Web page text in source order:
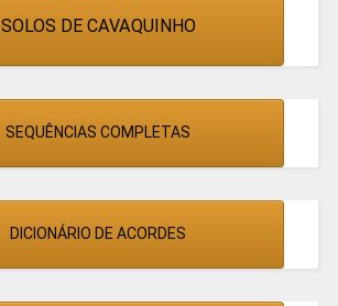
SOLOS DE CAVAQUINHO
SEQUÊNCIAS COMPLETAS
DICIONÁRIO DE ACORDES